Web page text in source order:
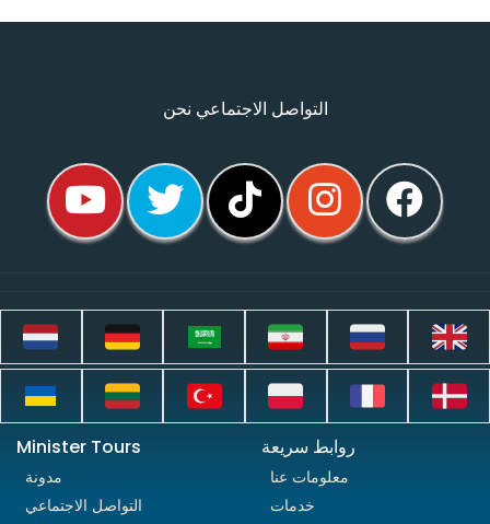
التواصل الاجتماعي نحن
روابط سريعة
معلومات عنا
خدمات
Minister Tours
مدونة
التواصل الاجتماعي